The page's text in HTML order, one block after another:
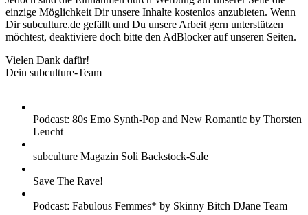
einzige Möglichkeit Dir unsere Inhalte kostenlos anzubieten. Wenn
Dir subculture.de gefällt und Du unsere Arbeit gern unterstützen
möchtest, deaktiviere doch bitte den AdBlocker auf unseren Seiten.
Vielen Dank dafür!
Dein subculture-Team
Podcast: 80s Emo Synth-Pop and New Romantic by Thorsten
Leucht
subculture Magazin Soli Backstock-Sale
Save The Rave!
Podcast: Fabulous Femmes* by Skinny Bitch DJane Team